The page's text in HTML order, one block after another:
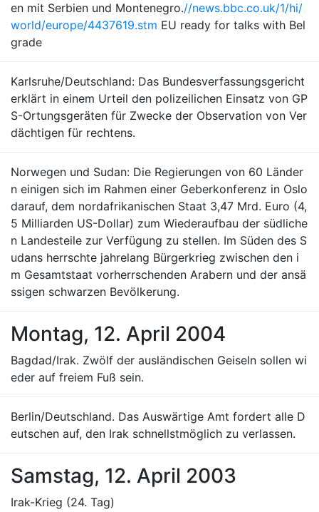
en mit Serbien und Montenegro.//news.bbc.co.uk/1/hi/
world/europe/4437619.stm EU ready for talks with Bel
grade
Karlsruhe/Deutschland: Das Bundesverfassungsgericht
erklärt in einem Urteil den polizeilichen Einsatz von GP
S-Ortungsgeräten für Zwecke der Observation von Ver
dächtigen für rechtens.
Norwegen und Sudan: Die Regierungen von 60 Länder
n einigen sich im Rahmen einer Geberkonferenz in Oslo
darauf, dem nordafrikanischen Staat 3,47 Mrd. Euro (4,
5 Milliarden US-Dollar) zum Wiederaufbau der südliche
n Landesteile zur Verfügung zu stellen. Im Süden des S
udans herrschte jahrelang Bürgerkrieg zwischen den i
m Gesamtstaat vorherrschenden Arabern und der ansä
ssigen schwarzen Bevölkerung.
Montag, 12. April 2004
Bagdad/Irak. Zwölf der ausländischen Geiseln sollen wi
eder auf freiem Fuß sein.
Berlin/Deutschland. Das Auswärtige Amt fordert alle D
eutschen auf, den Irak schnellstmöglich zu verlassen.
Samstag, 12. April 2003
Irak-Krieg (24. Tag)